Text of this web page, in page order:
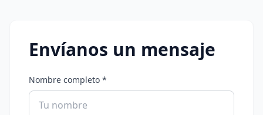
Envíanos un mensaje
Nombre completo *